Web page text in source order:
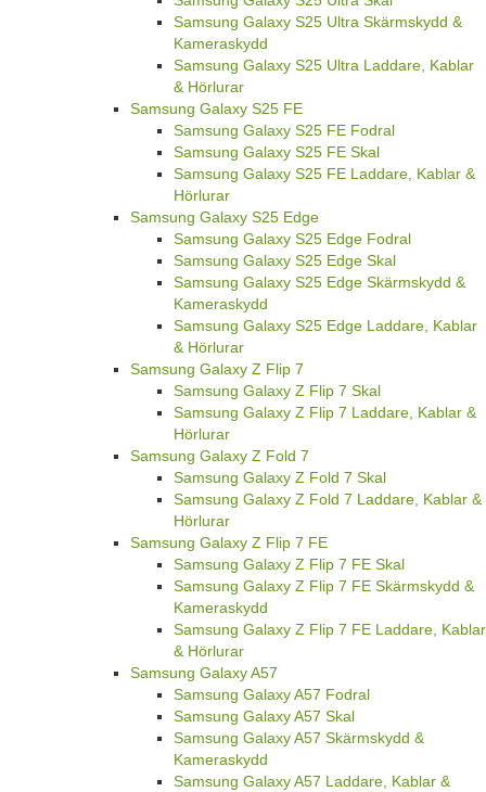
Samsung Galaxy S25 Ultra Skärmskydd &
Kameraskydd
Samsung Galaxy S25 Ultra Laddare, Kablar
& Hörlurar
Samsung Galaxy S25 FE
Samsung Galaxy S25 FE Fodral
Samsung Galaxy S25 FE Skal
Samsung Galaxy S25 FE Laddare, Kablar &
Hörlurar
Samsung Galaxy S25 Edge
Samsung Galaxy S25 Edge Fodral
Samsung Galaxy S25 Edge Skal
Samsung Galaxy S25 Edge Skärmskydd &
Kameraskydd
Samsung Galaxy S25 Edge Laddare, Kablar
& Hörlurar
Samsung Galaxy Z Flip 7
Samsung Galaxy Z Flip 7 Skal
Samsung Galaxy Z Flip 7 Laddare, Kablar &
Hörlurar
Samsung Galaxy Z Fold 7
Samsung Galaxy Z Fold 7 Skal
Samsung Galaxy Z Fold 7 Laddare, Kablar &
Hörlurar
Samsung Galaxy Z Flip 7 FE
Samsung Galaxy Z Flip 7 FE Skal
Samsung Galaxy Z Flip 7 FE Skärmskydd &
Kameraskydd
Samsung Galaxy Z Flip 7 FE Laddare, Kablar
& Hörlurar
Samsung Galaxy A57
Samsung Galaxy A57 Fodral
Samsung Galaxy A57 Skal
Samsung Galaxy A57 Skärmskydd &
Kameraskydd
Samsung Galaxy A57 Laddare, Kablar &